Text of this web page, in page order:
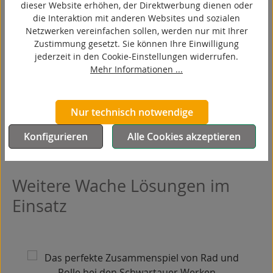
Mehr zu Transportgeräten erfahren
Weitere Wache Lösungen im
Einsatz
dieser Website erhöhen, der Direktwerbung dienen oder
die Interaktion mit anderen Websites und sozialen
Netzwerken vereinfachen sollen, werden nur mit Ihrer
Zustimmung gesetzt. Sie können Ihre Einwilligung
jederzeit in den Cookie-Einstellungen widerrufen.
Mehr Informationen ...
Nur technisch notwendige
Konfigurieren
Alle Cookies akzeptieren